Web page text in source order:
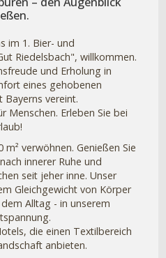
im 1. Bier- und
Riedelsbach", willkommen.
und Erholung in
eines gehobenen
Bayerns vereint.
Menschen. Erleben Sie bei
verwöhnen. Genießen Sie
innerer Ruhe und
seit jeher inne. Unser
Gleichgewicht von Körper
Alltag - in unserem
die einen Textilbereich
anbieten.